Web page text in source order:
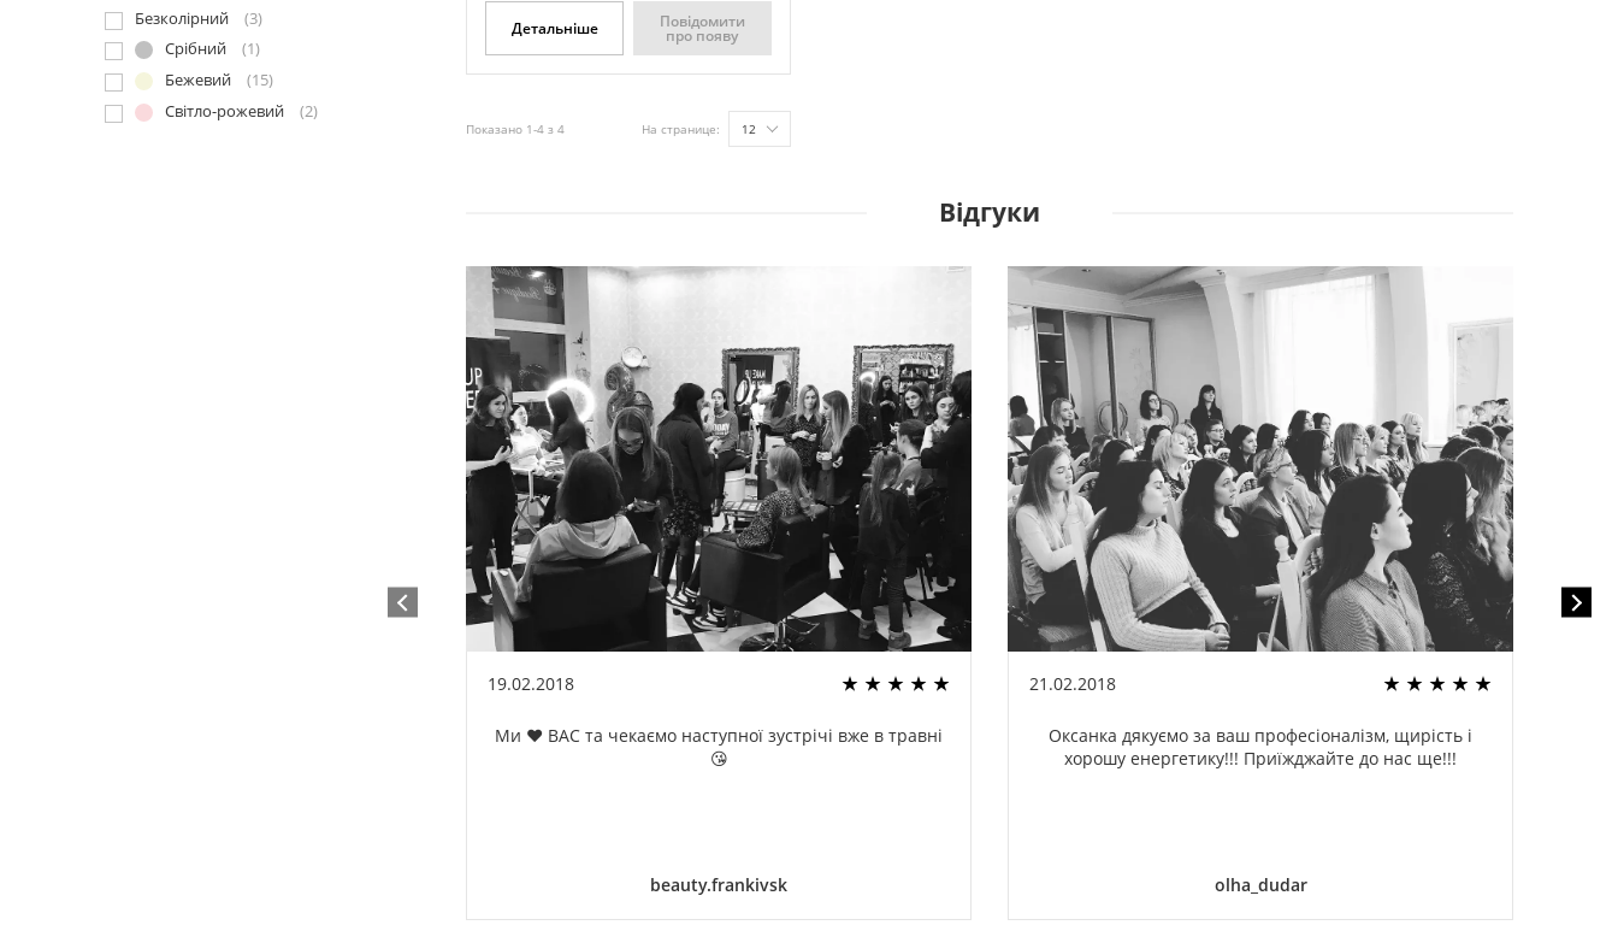
Безколірний
(3)
Срібний
(1)
Бежевий
(15)
Світло-рожевий
(2)
Детальніше Повідомити
про появу
Показано 1-4 з 4 На странице: 12
Відгуки
19.02.2018
Ми ❤️ ВАС та чекаємо наступної зустрічі вже в травні
😘
beauty.frankivsk
21.02.2018
Оксанка дякуємо за ваш професіоналізм, щирість і
хорошу енергетику!!! Приїжджайте до нас ще!!!
olha_dudar